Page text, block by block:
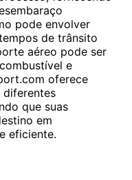
pode envolver
de trânsito
aéreo pode ser
e
oferece
diferentes
que suas
em
eficiente.